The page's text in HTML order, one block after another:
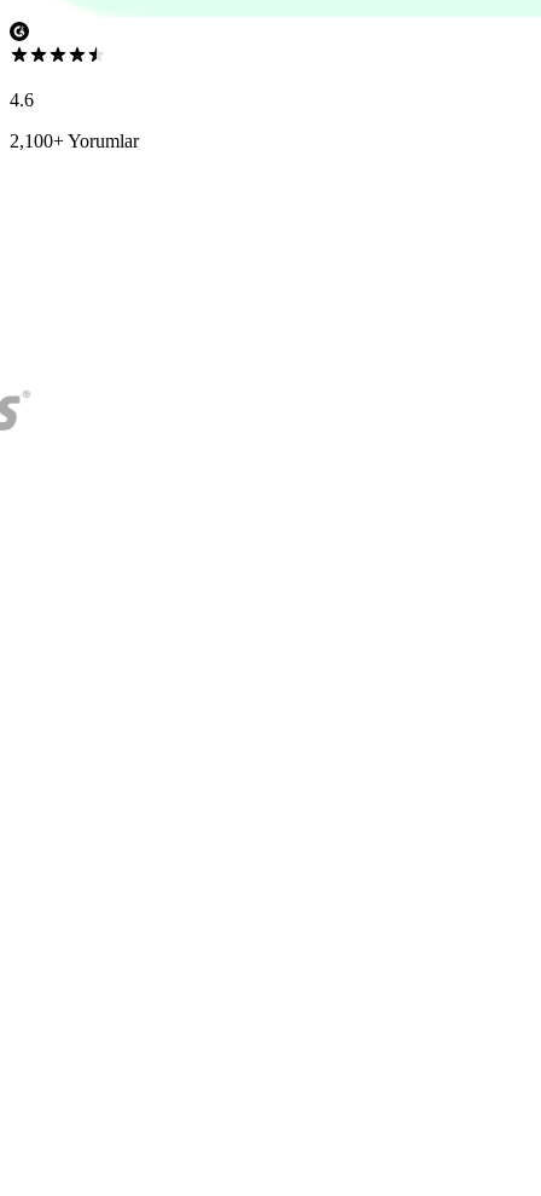
4.6
2,100+ Yorumlar